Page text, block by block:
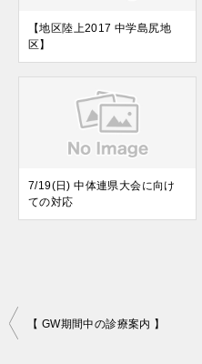
【地区陸上2017 中学島尻地
区】
7/19(日) 中体連県大会に向け
ての対応
投
【 GW期間中の診療案内 】